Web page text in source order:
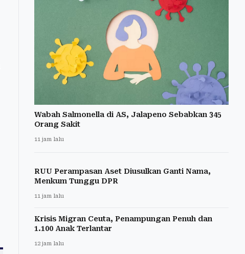
Wabah Salmonella di AS, Jalapeno Sebabkan 345
Orang Sakit
11 jam lalu
RUU Perampasan Aset Diusulkan Ganti Nama,
Menkum Tunggu DPR
11 jam lalu
Krisis Migran Ceuta, Penampungan Penuh dan
1.100 Anak Terlantar
12 jam lalu